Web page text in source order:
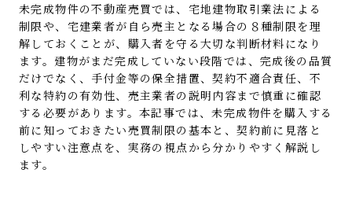
未完成物件の不動産売買では、宅地建物取引業法による
制限や、宅建業者が自ら売主となる場合の８種制限を理
解しておくことが、購入者を守る大切な判断材料になり
ます。建物がまだ完成していない段階では、完成後の品質
だけでなく、手付金等の保全措置、契約不適合責任、不
利な特約の有効性、売主業者の説明内容まで慎重に確認
する必要があります。本記事では、未完成物件を購入する
前に知っておきたい売買制限の基本と、契約前に見落と
しやすい注意点を、実務の視点から分かりやすく解説し
ます。